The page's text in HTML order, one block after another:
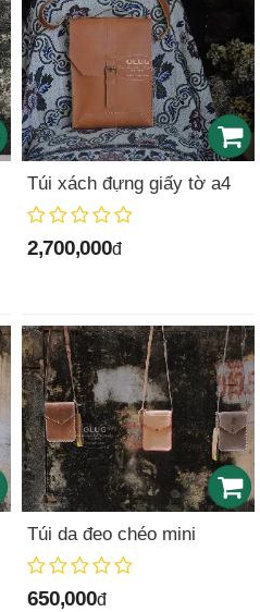
Túi xách đựng giấy tờ a4
2,700,000đ
Túi da đeo chéo mini
650,000đ